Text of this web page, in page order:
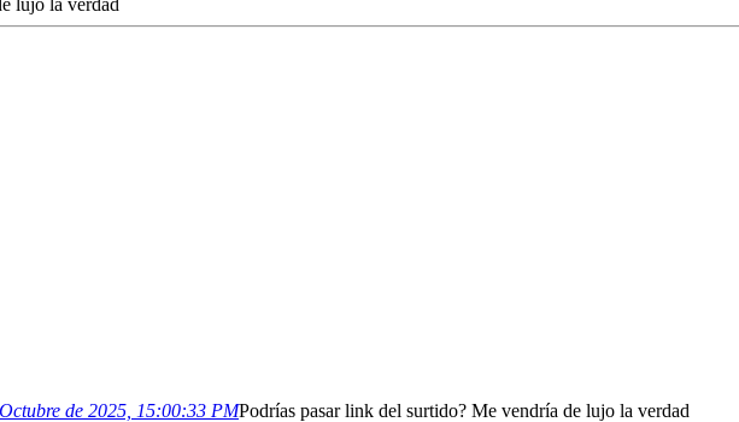
lujo la verdad
de 2025, 15:00:33 PMPodrías pasar link del surtido? Me vendría de lujo la verdad